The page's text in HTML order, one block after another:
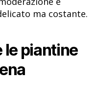
ma costante.
le piantine